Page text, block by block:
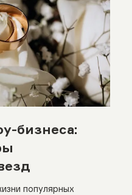
бизнеса:
популярных